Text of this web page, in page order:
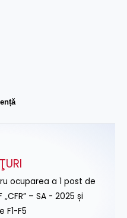
ocuparea a 1 post de
– SA - 2025 și
F1-F5